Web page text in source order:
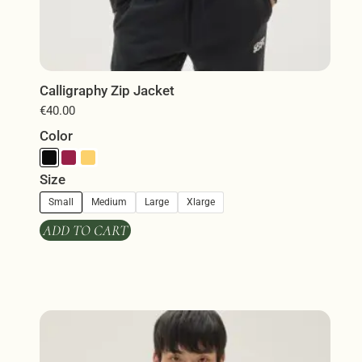
Calligraphy Zip Jacket
€40.00
Color
Size
Small Medium Large Xlarge
ADD TO CART
Αυτό